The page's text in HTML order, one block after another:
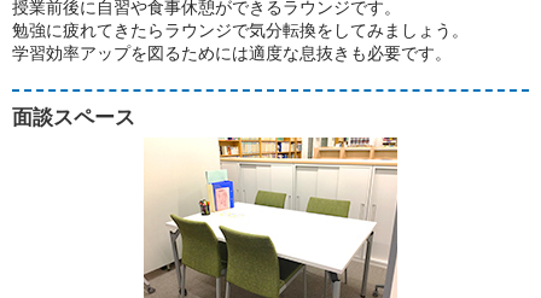
授業前後に自習や食事休憩ができるラウンジです。
勉強に疲れてきたらラウンジで気分転換をしてみましょう。
学習効率アップを図るためには適度な息抜きも必要です。
面談スペース